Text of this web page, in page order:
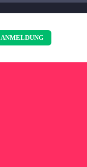
ANMELDUNG